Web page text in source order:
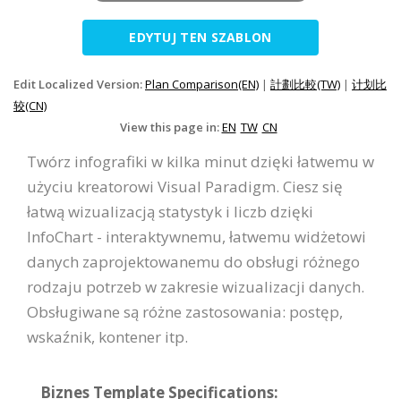
EDYTUJ TEN SZABLON
Edit Localized Version:Plan Comparison(EN) | 計劃比較(TW) | 计划比
较(CN)
View this page in:EN TW CN
Twórz infografiki w kilka minut dzięki łatwemu w
użyciu kreatorowi Visual Paradigm. Ciesz się
łatwą wizualizacją statystyk i liczb dzięki
InfoChart - interaktywnemu, łatwemu widżetowi
danych zaprojektowanemu do obsługi różnego
rodzaju potrzeb w zakresie wizualizacji danych.
Obsługiwane są różne zastosowania: postęp,
wskaźnik, kontener itp.
Biznes Template Specifications: